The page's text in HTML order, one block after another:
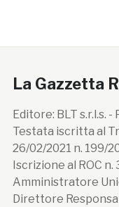
La Gazzetta
Editore: BLT s.r.l.s.
Testata iscritta al
26/02/2021 n. 199/
Iscrizione al ROC n.
Amministratore
Direttore